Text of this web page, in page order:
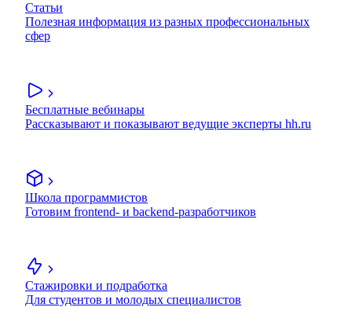
Статьи
Полезная информация из разных профессиональных
сфер
Бесплатные вебинары
Рассказывают и показывают ведущие эксперты hh.ru
Школа программистов
Готовим frontend- и backend-разработчиков
Стажировки и подработка
Для студентов и молодых специалистов